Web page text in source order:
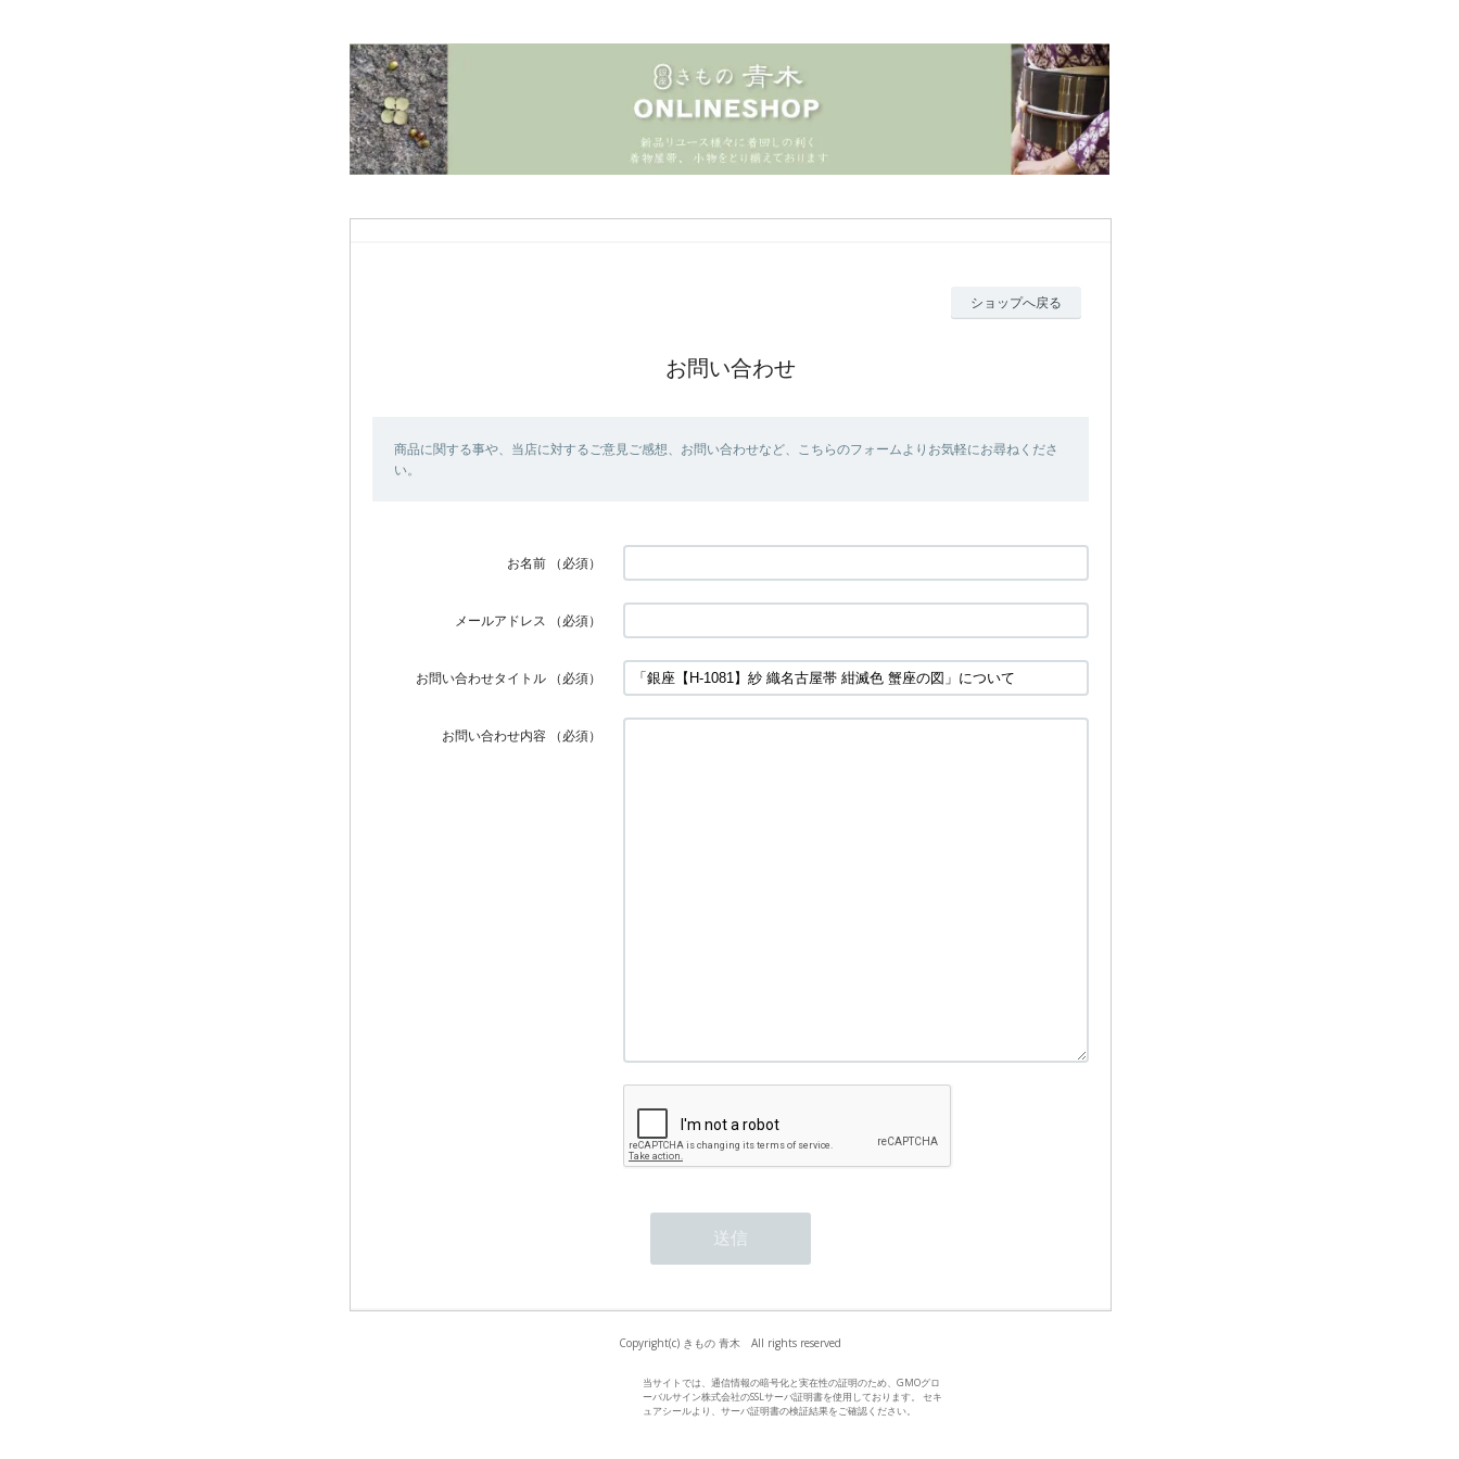
ショップへ戻る
お問い合わせ
商品に関する事や、当店に対するご意見ご感想、お問い合わせなど、こちらのフォームよりお気軽にお尋ねくださ
い。
お名前 （必須）
メールアドレス （必須）
お問い合わせタイトル （必須）
お問い合わせ内容 （必須）
Copyright(c) きもの 青木 All rights reserved
当サイトでは、通信情報の暗号化と実在性の証明のため、GMOグロ
ーバルサイン株式会社のSSLサーバ証明書を使用しております。 セキ
ュアシールより、サーバ証明書の検証結果をご確認ください。